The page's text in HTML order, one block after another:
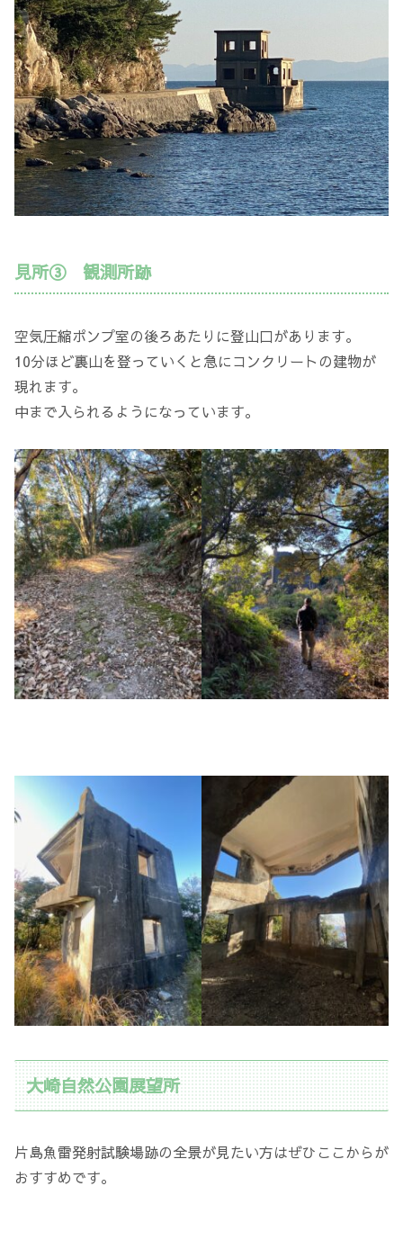
見所③ 観測所跡
空気圧縮ポンプ室の後ろあたりに登山口があります。
10分ほど裏山を登っていくと急にコンクリートの建物が
現れます。
中まで入られるようになっています。
大崎自然公園展望所
片島魚雷発射試験場跡の全景が見たい方はぜひここからが
おすすめです。